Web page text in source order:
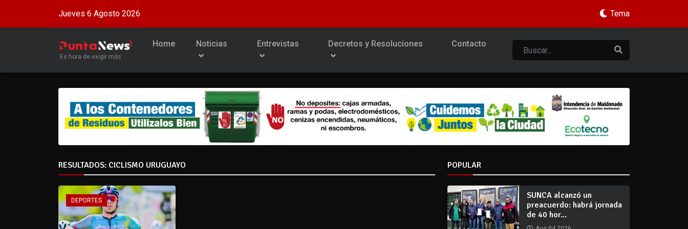
Jueves 6 Agosto 2026 Tema
Es hora de exigir más
Home Noticias Entrevistas Decretos y Resoluciones Contacto
RESULTADOS: CICLISMO URUGUAYO
DEPORTES
POPULAR
SUNCA alcanzó un
preacuerdo: habrá jornada
de 40 hor...